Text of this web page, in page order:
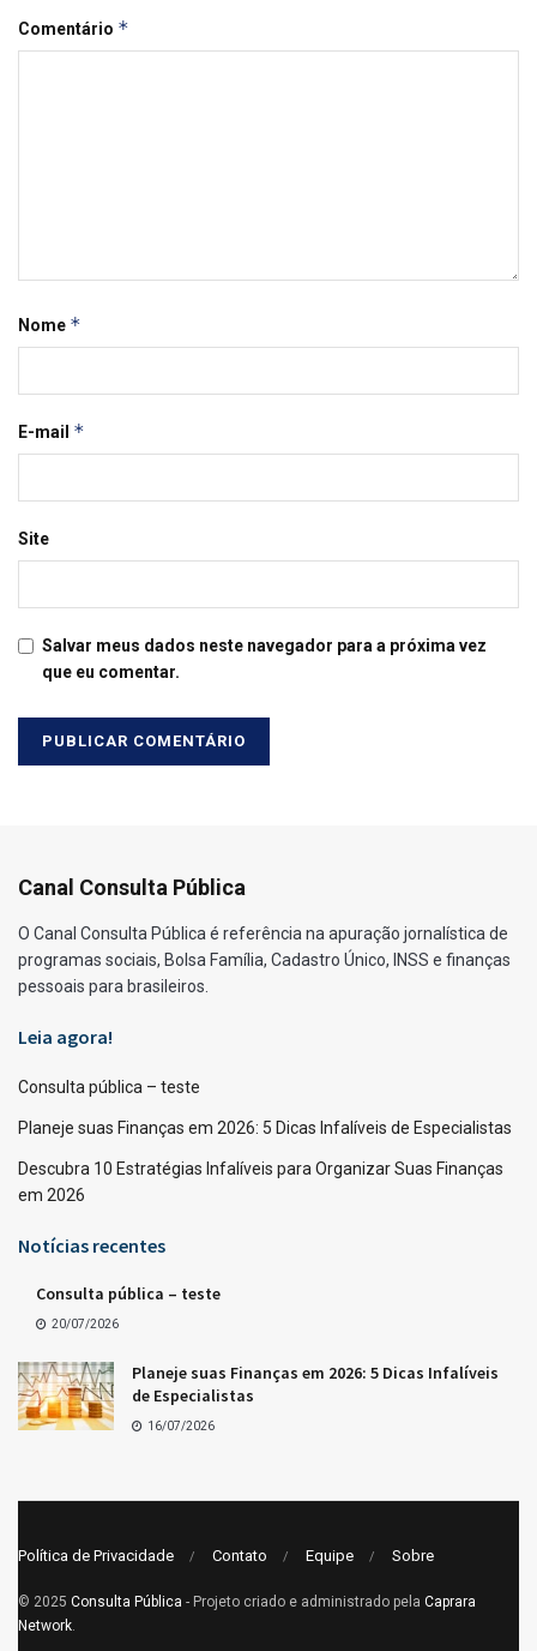
Comentário *
Nome *
E-mail *
Site
Salvar meus dados neste navegador para a próxima vez
que eu comentar.
Canal Consulta Pública
O Canal Consulta Pública é referência na apuração jornalística de
programas sociais, Bolsa Família, Cadastro Único, INSS e finanças
pessoais para brasileiros.
Leia agora!
Consulta pública – teste
Planeje suas Finanças em 2026: 5 Dicas Infalíveis de Especialistas
Descubra 10 Estratégias Infalíveis para Organizar Suas Finanças
em 2026
Notícias recentes
Consulta pública – teste
20/07/2026
Planeje suas Finanças em 2026: 5 Dicas Infalíveis
de Especialistas
16/07/2026
Política de Privacidade Contato Equipe Sobre
© 2025 Consulta Pública - Projeto criado e administrado pela Caprara
Network